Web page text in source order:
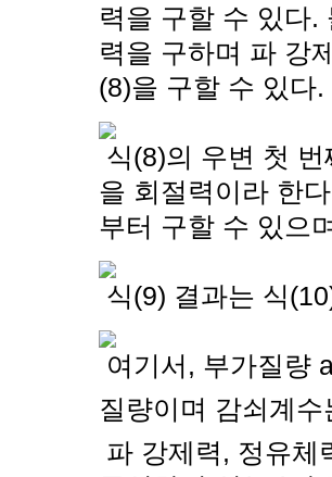
력을 구할 수 있다.
력을 구하며 파 강
(8)을 구할 수 있다.
식(8)의 우변 첫
을 회절력이라 한
부터 구할 수 있으
식(9) 결과는 식
여기서, 부가질량
질량이며 감쇠계수
파 강제력, 정유체